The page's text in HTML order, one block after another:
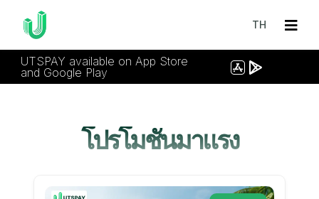
TH
UTSPAY available on App Store
and Google Play
โปรโมชั่นมาแรง